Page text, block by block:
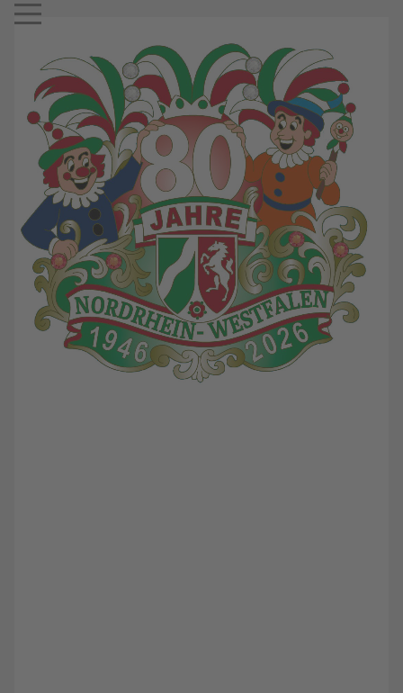
Mobile Menu Toggle